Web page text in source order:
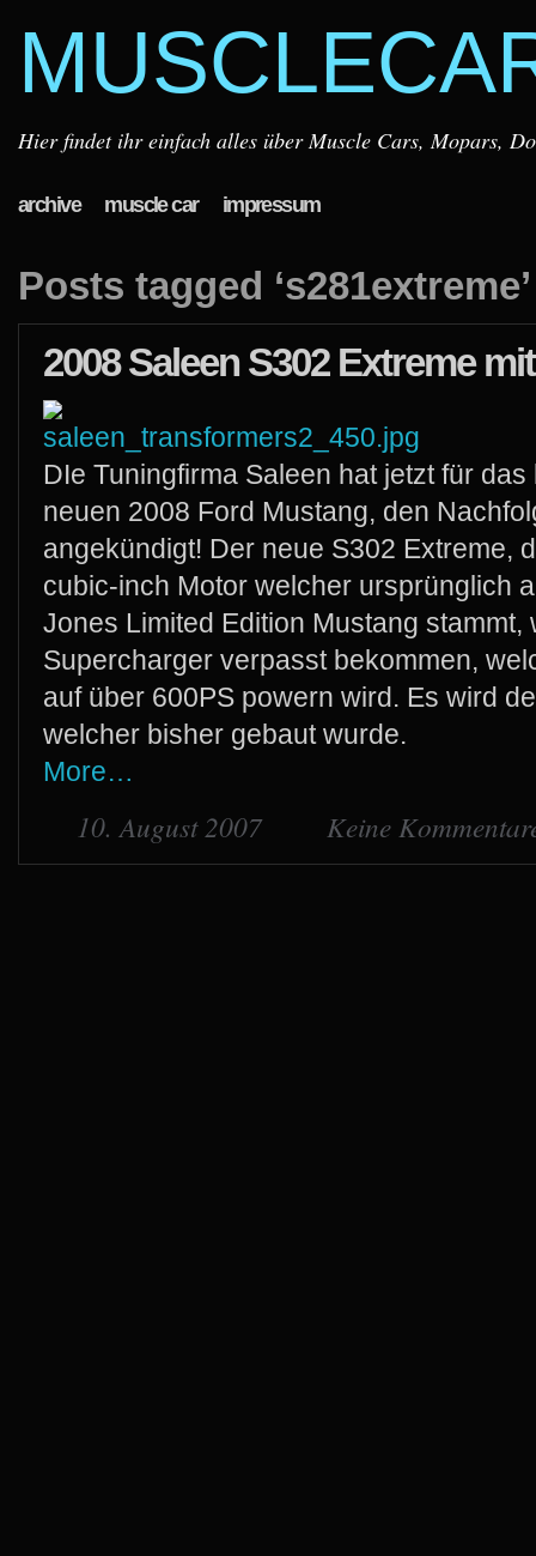
Hier findet ihr einfach alles über Muscle Cars, Mopars,
archive muscle car impressum
Posts tagged ‘s281extreme’
2008 Saleen S302 Extreme
DIe Tuningfirma Saleen hat jetzt für
neuen 2008 Ford Mustang, den
angekündigt! Der neue S302 Extreme,
cubic-inch Motor welcher ursprünglich
Jones Limited Edition Mustang
Supercharger verpasst bekommen,
auf über 600PS powern wird. Es wird
welcher bisher gebaut wurde.
More…
10. August 2007 Keine